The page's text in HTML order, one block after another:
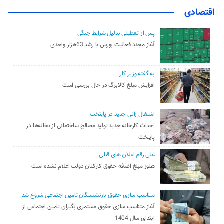
اقتصادی
پس از تعطیلی بدلیل شرایط جنگی
آغاز مجدد فعالیت بورس با رشد 63هزار واحدی
به گفته وزیر کار
افزایش مبلغ کالابرگ در حال بررسی است
اشتغال زائی جدید در پایتخت
احداث کارخانه جدید تولید مصالح ساختمانی از نخاله‌ها در
پایتخت
علی رقم اعلان های قبلی
هنوز مبلغ اضافه حقوق کارکنان دولت اعلام نشده است
متناسب سازی حقوق بازنشستگان تامین اجتماعی شروع شد
آغاز متناسب سازی حقوق مستمری بگیران تامین اجتماعی از
ابتدای سال 1404